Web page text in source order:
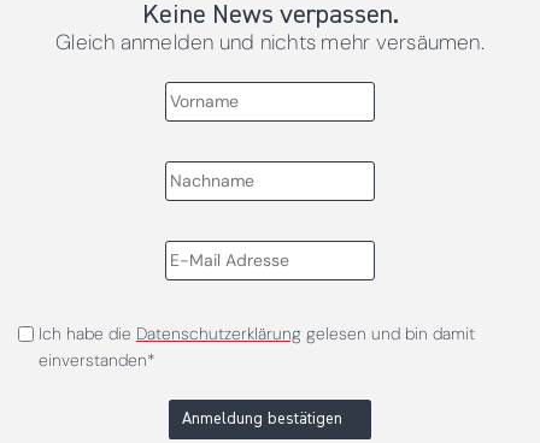
Keine News verpassen.
Gleich anmelden und nichts mehr versäumen.
Ich habe die Datenschutzerklärunggelesen und bin damit
einverstanden*
Anmeldung bestätigen